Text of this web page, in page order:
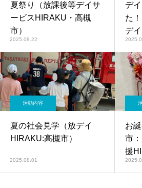
夏祭り（放課後等デイサ
ービスHIRAKU・高槻
市）
2025.08.22
デ
た
デ
活動内容
夏の社会見学（放デイ
HIRAKU:高槻市）
2025.08.01
お
市
援